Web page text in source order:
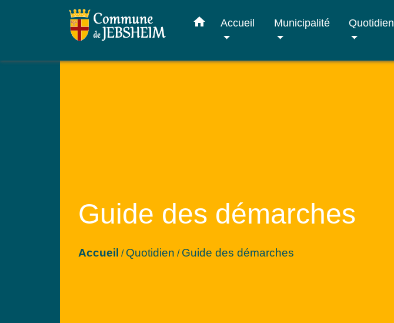
home Accueil Municipalité Quotidien
Guide des démarches
Accueil / Quotidien / Guide des démarches